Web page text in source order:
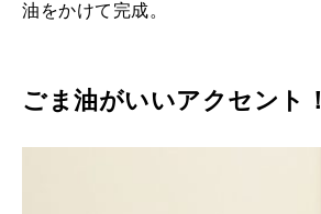
油をかけて完成。
ごま油がいいアクセント！